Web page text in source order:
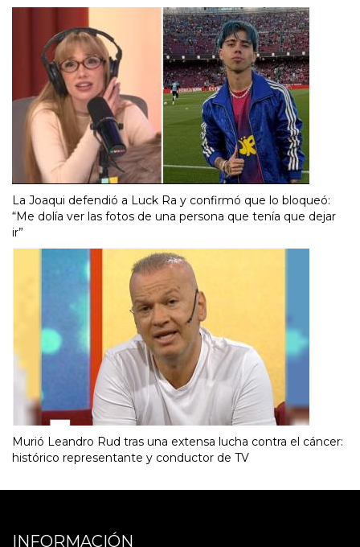
La Joaqui defendió a Luck Ra y confirmó que lo bloqueó:
“Me dolía ver las fotos de una persona que tenía que dejar
ir”
Murió Leandro Rud tras una extensa lucha contra el cáncer:
histórico representante y conductor de TV
INFORMACIÓN